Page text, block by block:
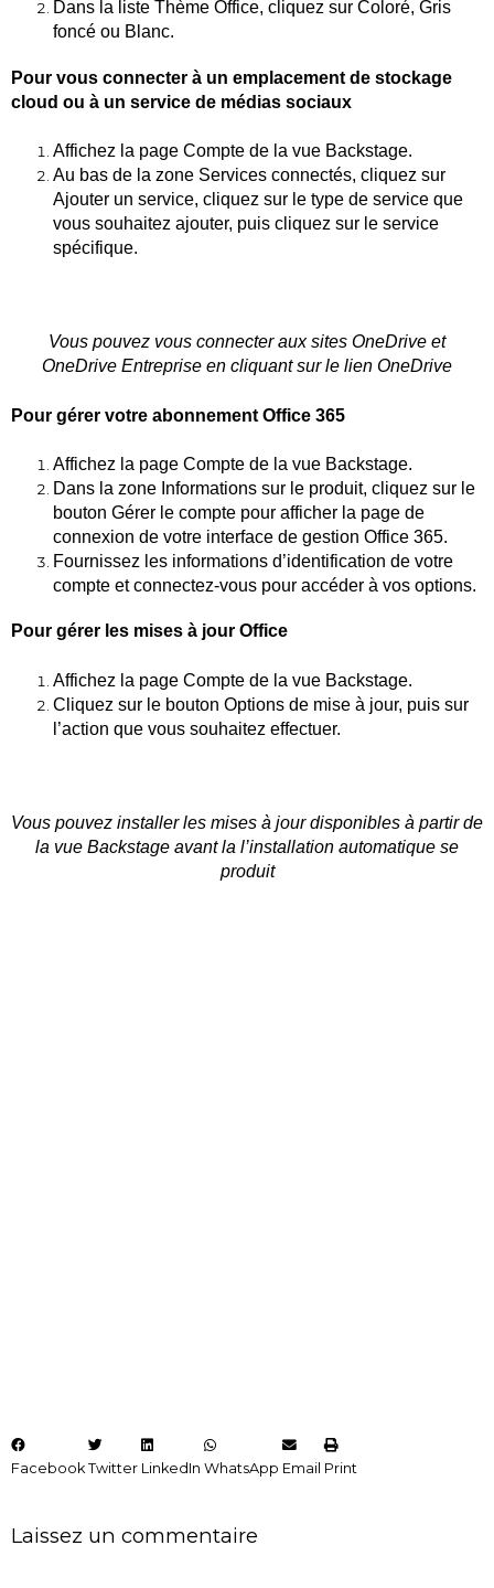
Dans la liste Thème Office, cliquez sur Coloré, Gris
foncé ou Blanc.
Pour vous connecter à un emplacement de stockage
cloud ou à un service de médias sociaux
Affichez la page Compte de la vue Backstage.
Au bas de la zone Services connectés, cliquez sur
Ajouter un service, cliquez sur le type de service que
vous souhaitez ajouter, puis cliquez sur le service
spécifique.
Vous pouvez vous connecter aux sites OneDrive et
OneDrive Entreprise en cliquant sur le lien OneDrive
Pour gérer votre abonnement Office 365
Affichez la page Compte de la vue Backstage.
Dans la zone Informations sur le produit, cliquez sur le
bouton Gérer le compte pour afficher la page de
connexion de votre interface de gestion Office 365.
Fournissez les informations d’identification de votre
compte et connectez-vous pour accéder à vos options.
Pour gérer les mises à jour Office
Affichez la page Compte de la vue Backstage.
Cliquez sur le bouton Options de mise à jour, puis sur
l’action que vous souhaitez effectuer.
Vous pouvez installer les mises à jour disponibles à partir de
la vue Backstage avant la l’installation automatique se
produit
Facebook Twitter LinkedIn WhatsApp Email Print
Laissez un commentaire